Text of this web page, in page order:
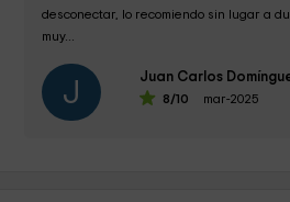
desconectar, lo recomiendo sin lugar a
muy...
J Juan Carlos
8/10 mar-2025